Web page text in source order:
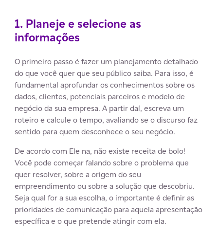
1. Planeje e selecione as
informações
O primeiro passo é fazer um planejamento detalhado
do que você quer que seu público saiba. Para isso, é
fundamental aprofundar os conhecimentos sobre os
dados, clientes, potenciais parceiros e modelo de
negócio da sua empresa. A partir daí, escreva um
roteiro e calcule o tempo, avaliando se o discurso faz
sentido para quem desconhece o seu negócio.
De acordo com Ele na, não existe receita de bolo!
Você pode começar falando sobre o problema que
quer resolver, sobre a origem do seu
empreendimento ou sobre a solução que descobriu.
Seja qual for a sua escolha, o importante é definir as
prioridades de comunicação para aquela apresentação
específica e o que pretende atingir com ela.